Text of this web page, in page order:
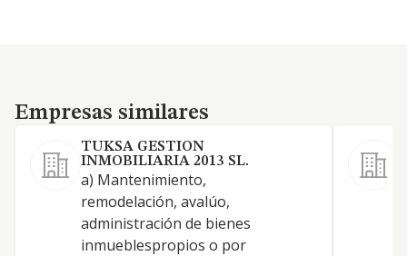
Empresas similares
Empresas similares
TUKSA GESTION
INMOBILIARIA 2013 SL.
a) Mantenimiento,
remodelación, avalúo,
administración de bienes
inmueblespropios o por